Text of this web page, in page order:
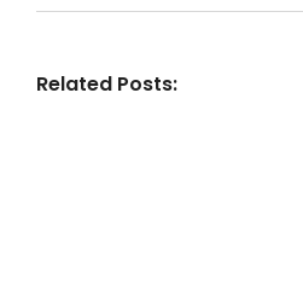
Related Posts: